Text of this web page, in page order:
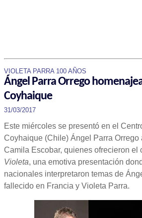
VIOLETA PARRA 100 AÑOS
Ángel Parra Orrego
Coyhaique
31/03/2017
Este miércoles se presentó en el
Coyhaique (Chile) Ángel Parra Orrego
Camila Escobar, quienes ofrecieron el
Violeta, una emotiva presentación
nacionales interpretaron temas de
fallecido en Francia y Violeta Parra.